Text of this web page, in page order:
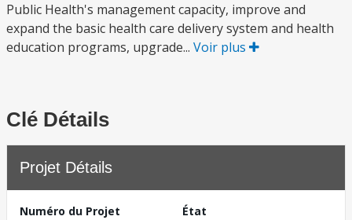
Public Health's management capacity, improve and
expand the basic health care delivery system and health
education programs, upgrade... Voir plus
Clé Détails
Projet Détails
Numéro du Projet
État